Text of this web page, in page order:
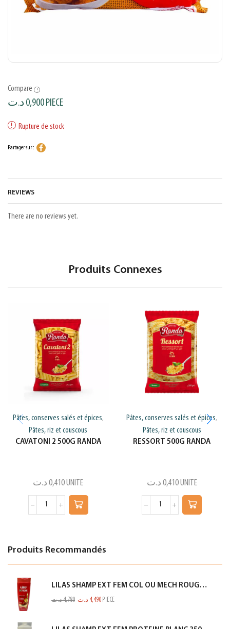
Compare
0,900د.ت PIECE
Rupture de stock
Partager sur :
REVIEWS
There are no reviews yet.
Produits Connexes
Pâtes, conserves salés et épices,
Pâtes, riz et couscous
CAVATONI 2 500G RANDA
0,410 د.ت UNITE
Pâtes, conserves salés et épices,
Pâtes, riz et couscous
RESSORT 500G RANDA
0,410 د.ت UNITE
Produits Recommandés
LILAS SHAMP EXT FEM COL OU MECH ROUGE 350ML
4,780د.ت 4,490 د.ت PIECE